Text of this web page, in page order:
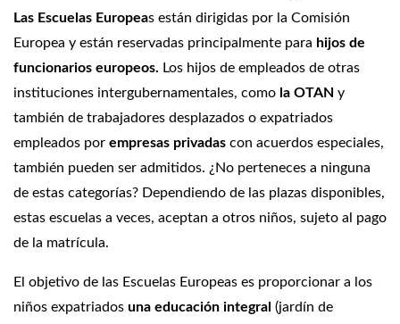
Las Escuelas Europeas están dirigidas por la Comisión
Europea y están reservadas principalmente para hijos de
funcionarios europeos. Los hijos de empleados de otras
instituciones intergubernamentales, como la OTAN y
también de trabajadores desplazados o expatriados
empleados por empresas privadas con acuerdos especiales,
también pueden ser admitidos. ¿No perteneces a ninguna
de estas categorías? Dependiendo de las plazas disponibles,
estas escuelas a veces, aceptan a otros niños, sujeto al pago
de la matrícula.
El objetivo de las Escuelas Europeas es proporcionar a los
niños expatriados una educación integral (jardín de